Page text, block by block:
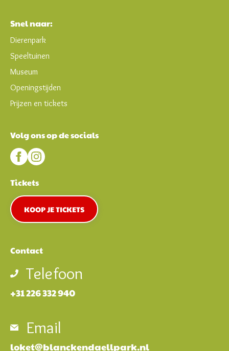
Snel naar:
Dierenpark
Speeltuinen
Museum
Openingstijden
Prijzen en tickets
Volg ons op de socials
Tickets
KOOP JE TICKETS
Contact
Telefoon
+31 226 332 940
Email
loket@blanckendaellpark.nl